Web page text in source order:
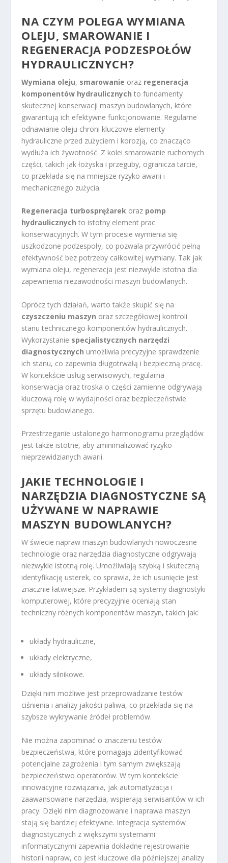
NA CZYM POLEGA WYMIANA
OLEJU, SMAROWANIE I
REGENERACJA PODZESPOŁÓW
HYDRAULICZNYCH?
Wymiana oleju, smarowanie oraz regeneracja
komponentów hydraulicznych to fundamenty
skutecznej konserwacji maszyn budowlanych, które
gwarantują ich efektywne funkcjonowanie. Regularne
odnawianie oleju chroni kluczowe elementy
hydrauliczne przed zużyciem i korozją, co znacząco
wydłuża ich żywotność. Z kolei smarowanie ruchomych
części, takich jak łożyska i przeguby, ogranicza tarcie,
co przekłada się na mniejsze ryzyko awarii i
mechanicznego zużycia.
Regeneracja turbosprężarek oraz pomp
hydraulicznych to istotny element prac
konserwacyjnych. W tym procesie wymienia się
uszkodzone podzespoły, co pozwala przywrócić pełną
efektywność bez potrzeby całkowitej wymiany. Tak jak
wymiana oleju, regeneracja jest niezwykle istotna dla
zapewnienia niezawodności maszyn budowlanych.
Oprócz tych działań, warto także skupić się na
czyszczeniu maszyn oraz szczegółowej kontroli
stanu technicznego komponentów hydraulicznych.
Wykorzystanie specjalistycznych narzędzi
diagnostycznych umożliwia precyzyjne sprawdzenie
ich stanu, co zapewnia długotrwałą i bezpieczną pracę.
W kontekście usług serwisowych, regularna
konserwacja oraz troska o części zamienne odgrywają
kluczową rolę w wydajności oraz bezpieczeństwie
sprzętu budowlanego.
Przestrzeganie ustalonego harmonogramu przeglądów
jest także istotne, aby zminimalizować ryzyko
nieprzewidzianych awarii.
JAKIE TECHNOLOGIE I
NARZĘDZIA DIAGNOSTYCZNE SĄ
UŻYWANE W NAPRAWIE
MASZYN BUDOWLANYCH?
W świecie napraw maszyn budowlanych nowoczesne
technologie oraz narzędzia diagnostyczne odgrywają
niezwykle istotną rolę. Umożliwiają szybką i skuteczną
identyfikację usterek, co sprawia, że ich usunięcie jest
znacznie łatwiejsze. Przykładem są systemy diagnostyki
komputerowej, które precyzyjnie oceniają stan
techniczny różnych komponentów maszyn, takich jak:
układy hydrauliczne,
układy elektryczne,
układy silnikowe.
Dzięki nim możliwe jest przeprowadzanie testów
ciśnienia i analizy jakości paliwa, co przekłada się na
szybsze wykrywanie źródeł problemów.
Nie można zapominać o znaczeniu testów
bezpieczeństwa, które pomagają zidentyfikować
potencjalne zagrożenia i tym samym zwiększają
bezpieczeństwo operatorów. W tym kontekście
innowacyjne rozwiązania, jak automatyzacja i
zaawansowane narzędzia, wspierają serwisantów w ich
pracy. Dzięki nim diagnozowanie i naprawa maszyn
stają się bardziej efektywne. Integracja systemów
diagnostycznych z większymi systemami
informatycznymi zapewnia dokładne rejestrowanie
historii napraw, co jest kluczowe dla późniejszej analizy